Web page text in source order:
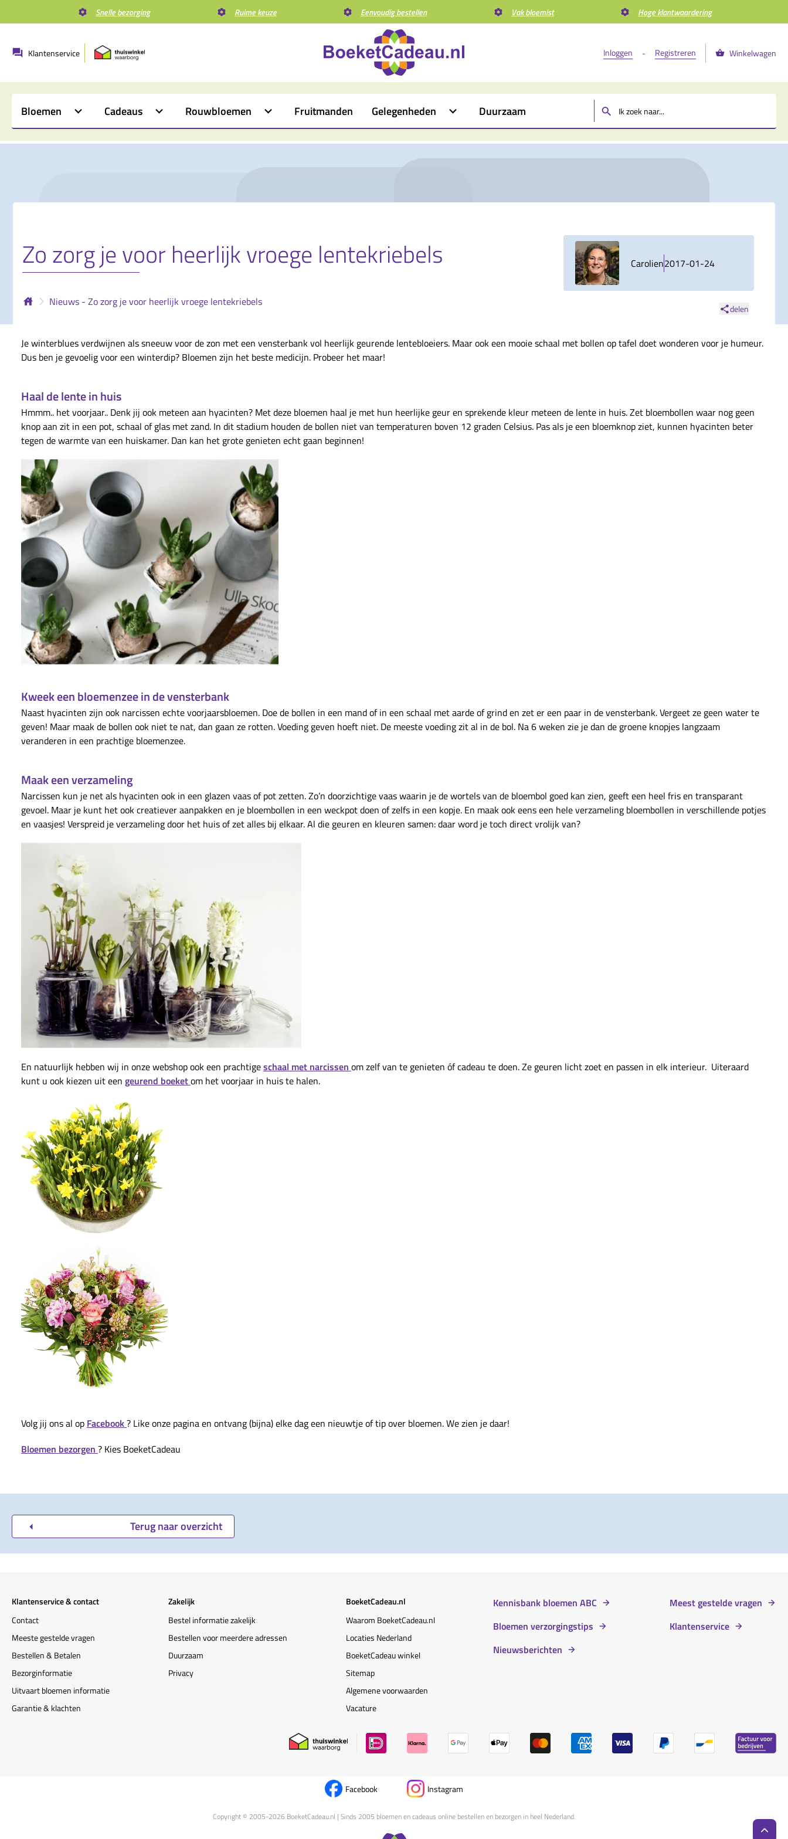
Snelle bezorging Ruime keuze Eenvoudig bestellen Vak bloemist Hoge klantwaardering
Klantenservice Inloggen - Registreren Winkelwagen
Bloemen Cadeaus Rouwbloemen Fruitmanden Gelegenheden Duurzaam
Zo zorg je voor heerlijk vroege lentekriebels
Nieuws - Zo zorg je voor heerlijk vroege lentekriebels
Carolien2017-01-24
delen
Je winterblues verdwijnen als sneeuw voor de zon met een vensterbank vol heerlijk geurende lentebloeiers. Maar ook een mooie schaal met bollen op tafel doet wonderen voor je humeur.
Dus ben je gevoelig voor een winterdip? Bloemen zijn het beste medicijn. Probeer het maar!
Haal de lente in huis
Hmmm.. het voorjaar.. Denk jij ook meteen aan hyacinten? Met deze bloemen haal je met hun heerlijke geur en sprekende kleur meteen de lente in huis. Zet bloembollen waar nog geen
knop aan zit in een pot, schaal of glas met zand. In dit stadium houden de bollen niet van temperaturen boven 12 graden Celsius. Pas als je een bloemknop ziet, kunnen hyacinten beter
tegen de warmte van een huiskamer. Dan kan het grote genieten echt gaan beginnen!
Kweek een bloemenzee in de vensterbank
Naast hyacinten zijn ook narcissen echte voorjaarsbloemen. Doe de bollen in een mand of in een schaal met aarde of grind en zet er een paar in de vensterbank. Vergeet ze geen water te
geven! Maar maak de bollen ook niet te nat, dan gaan ze rotten. Voeding geven hoeft niet. De meeste voeding zit al in de bol. Na 6 weken zie je dan de groene knopjes langzaam
veranderen in een prachtige bloemenzee.
Maak een verzameling
Narcissen kun je net als hyacinten ook in een glazen vaas of pot zetten. Zo’n doorzichtige vaas waarin je de wortels van de bloembol goed kan zien, geeft een heel fris en transparant
gevoel. Maar je kunt het ook creatiever aanpakken en je bloembollen in een weckpot doen of zelfs in een kopje. En maak ook eens een hele verzameling bloembollen in verschillende potjes
en vaasjes! Verspreid je verzameling door het huis of zet alles bij elkaar. Al die geuren en kleuren samen: daar word je toch direct vrolijk van?
En natuurlijk hebben wij in onze webshop ook een prachtigeschaal met narcissen om zelf van te genieten óf cadeau te doen. Ze geuren licht zoet en passen in elk interieur. Uiteraard
kunt u ook kiezen uit een geurend boeketom het voorjaar in huis te halen.
Volg jij ons al op Facebook? Like onze pagina en ontvang (bijna) elke dag een nieuwtje of tip over bloemen. We zien je daar!
Bloemen bezorgen ? Kies BoeketCadeau
Terug naar overzicht
Klantenservice & contact
Contact
Meeste gestelde vragen
Bestellen & Betalen
Bezorginformatie
Uitvaart bloemen informatie
Garantie & klachten
Zakelijk
Bestel informatie zakelijk
Bestellen voor meerdere adressen
Duurzaam
Privacy
BoeketCadeau.nl
Waarom BoeketCadeau.nl
Locaties Nederland
BoeketCadeau winkel
Sitemap
Algemene voorwaarden
Vacature
Kennisbank bloemen ABC
Bloemen verzorgingstips
Nieuwsberichten
Meest gestelde vragen
Klantenservice
Facebook Instagram
Copyright © 2005-2026 BoeketCadeau.nl | Sinds 2005 bloemen en cadeaus online bestellen en bezorgen in heel Nederland.